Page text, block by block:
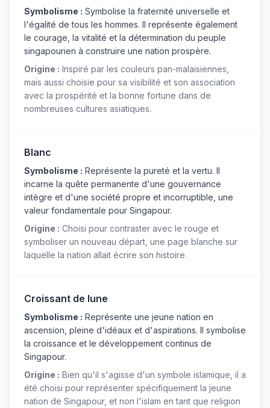
Symbolisme : Symbolise la fraternité universelle et
l'égalité de tous les hommes. Il représente également
le courage, la vitalité et la détermination du peuple
singapourien à construire une nation prospère.
Origine : Inspiré par les couleurs pan-malaisiennes,
mais aussi choisie pour sa visibilité et son association
avec la prospérité et la bonne fortune dans de
nombreuses cultures asiatiques.
Blanc
Symbolisme : Représente la pureté et la vertu. Il
incarne la quête permanente d'une gouvernance
intègre et d'une société propre et incorruptible, une
valeur fondamentale pour Singapour.
Origine : Choisi pour contraster avec le rouge et
symboliser un nouveau départ, une page blanche sur
laquelle la nation allait écrire son histoire.
Croissant de lune
Symbolisme : Représente une jeune nation en
ascension, pleine d'idéaux et d'aspirations. Il symbolise
la croissance et le développement continus de
Singapour.
Origine : Bien qu'il s'agisse d'un symbole islamique, il a
été choisi pour représenter spécifiquement la jeune
nation de Singapour, et non l'islam en tant que religion